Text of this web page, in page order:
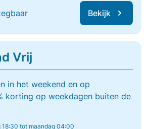
Bekijk
Vrij
in het weekend en op
korting op weekdagen buiten de
18:30 tot maandag 04:00